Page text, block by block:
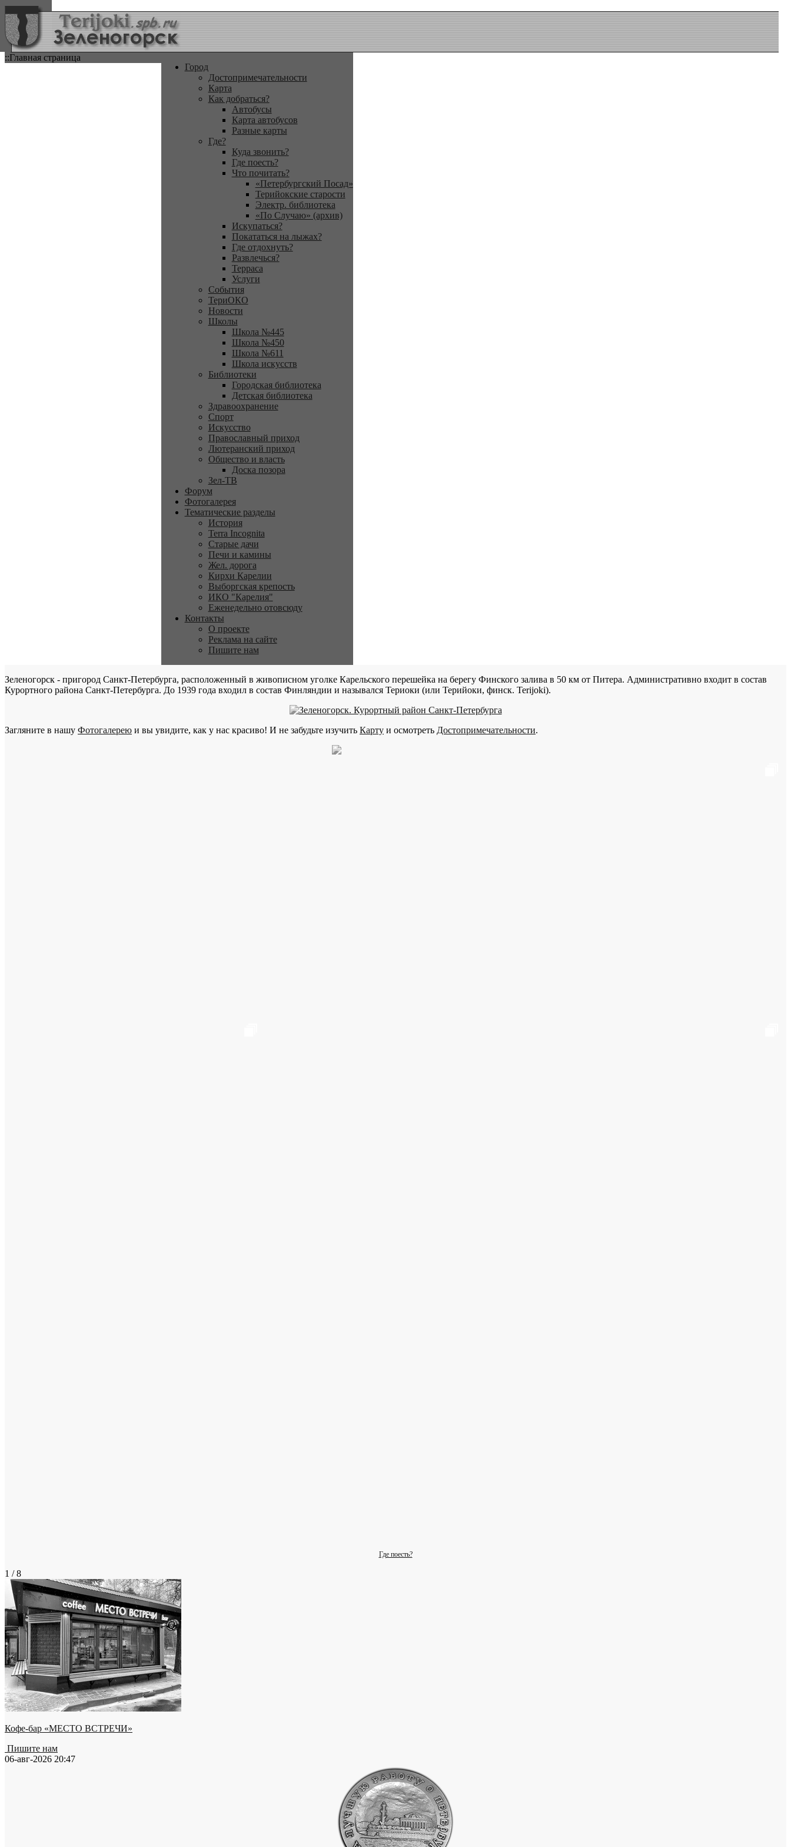
::Главная страница
Город
Достопримечательности
Карта
Как добраться?
Автобусы
Карта автобусов
Разные карты
Где?
Куда звонить?
Где поесть?
Что почитать?
«Петербургский Посад»
Терийокские старости
Электр. библиотека
«По Случаю» (архив)
Искупаться?
Покататься на лыжах?
Где отдохнуть?
Развлечься?
Терраса
Услуги
События
ТериОКО
Новости
Школы
Школа №445
Школа №450
Школа №611
Школа искусств
Библиотеки
Городская библиотека
Детская библиотека
Здравоохранение
Спорт
Искусство
Православный приход
Лютеранский приход
Общество и власть
Доска позора
Зел-ТВ
Форум
Фотогалерея
Тематические разделы
История
Terra Incognita
Старые дачи
Печи и камины
Жел. дорога
Кирхи Карелии
Выборгская крепость
ИКО "Карелия"
Еженедельно отовсюду
Контакты
О проекте
Реклама на сайте
Пишите нам
Зеленогорск - пригород Санкт-Петербурга, расположенный в живописном уголке Карельского перешейка на берегу Финского залива в 50 км от Питера. Административно входит в состав
Курортного района Санкт-Петербурга. До 1939 года входил в состав Финляндии и назывался Териоки (или Терийоки, финск. Terijoki).
Загляните в нашу Фотогалерею и вы увидите, как у нас красиво! И не забудьте изучить Карту и осмотреть Достопримечательности.
Где поесть?
1 / 8
Кофе-бар «МЕСТО ВСТРЕЧИ»
Пишите нам
06-авг-2026 20:47